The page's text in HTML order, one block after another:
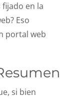
fijado en la
Eso
portal web
si bien